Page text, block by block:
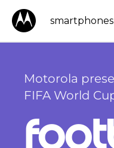
smartphones